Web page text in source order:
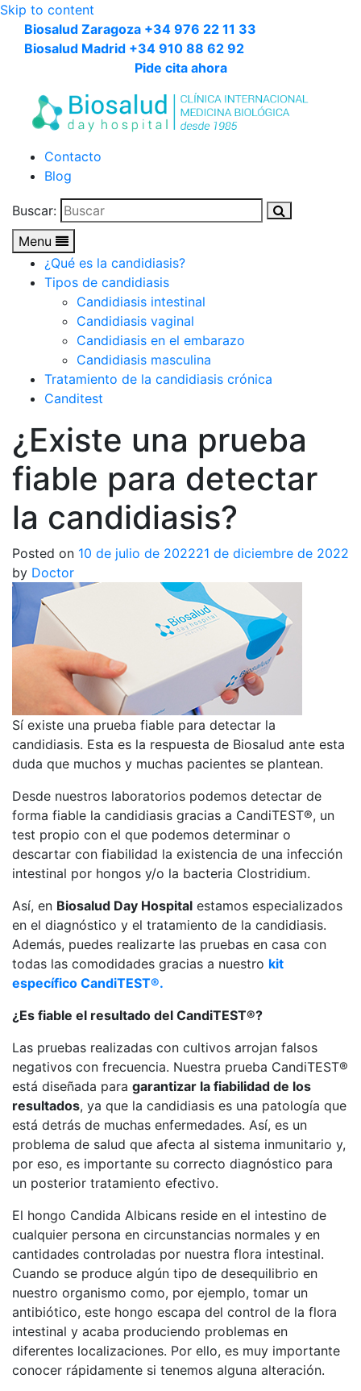
Skip to content
Biosalud Zaragoza +34 976 22 11 33
Biosalud Madrid +34 910 88 62 92
Pide cita ahora
Contacto
Blog
Buscar:
Menu
¿Qué es la candidiasis?
Tipos de candidiasis
Candidiasis intestinal
Candidiasis vaginal
Candidiasis en el embarazo
Candidiasis masculina
Tratamiento de la candidiasis crónica
Canditest
¿Existe una prueba
fiable para detectar
la candidiasis?
Posted on 10 de julio de 202221 de diciembre de 2022
by Doctor
Sí existe una prueba fiable para detectar la
candidiasis. Esta es la respuesta de Biosalud ante esta
duda que muchos y muchas pacientes se plantean.
Desde nuestros laboratorios podemos detectar de
forma fiable la candidiasis gracias a CandiTEST®, un
test propio con el que podemos determinar o
descartar con fiabilidad la existencia de una infección
intestinal por hongos y/o la bacteria Clostridium.
Así, en Biosalud Day Hospital estamos especializados
en el diagnóstico y el tratamiento de la candidiasis.
Además, puedes realizarte las pruebas en casa con
todas las comodidades gracias a nuestro kit
específico CandiTEST®.
¿Es fiable el resultado del CandiTEST®?
Las pruebas realizadas con cultivos arrojan falsos
negativos con frecuencia. Nuestra prueba CandiTEST®
está diseñada para garantizar la fiabilidad de los
resultados, ya que la candidiasis es una patología que
está detrás de muchas enfermedades. Así, es un
problema de salud que afecta al sistema inmunitario y,
por eso, es importante su correcto diagnóstico para
un posterior tratamiento efectivo.
El hongo Candida Albicans reside en el intestino de
cualquier persona en circunstancias normales y en
cantidades controladas por nuestra flora intestinal.
Cuando se produce algún tipo de desequilibrio en
nuestro organismo como, por ejemplo, tomar un
antibiótico, este hongo escapa del control de la flora
intestinal y acaba produciendo problemas en
diferentes localizaciones. Por ello, es muy importante
conocer rápidamente si tenemos alguna alteración.